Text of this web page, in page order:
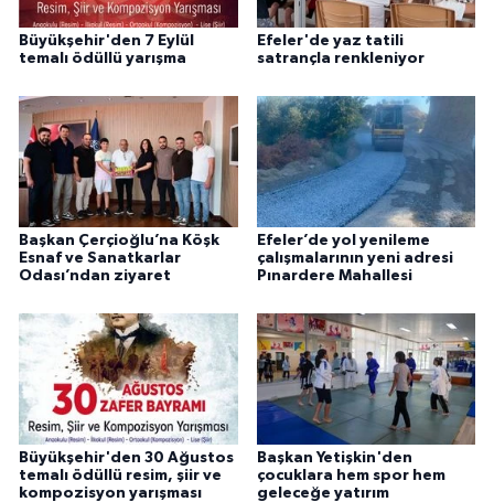
Büyükşehir'den 7 Eylül
temalı ödüllü yarışma
Efeler'de yaz tatili
satrançla renkleniyor
Başkan Çerçioğlu’na Köşk
Esnaf ve Sanatkarlar
Odası’ndan ziyaret
Efeler’de yol yenileme
çalışmalarının yeni adresi
Pınardere Mahallesi
Büyükşehir'den 30 Ağustos
temalı ödüllü resim, şiir ve
kompozisyon yarışması
Başkan Yetişkin'den
çocuklara hem spor hem
geleceğe yatırım